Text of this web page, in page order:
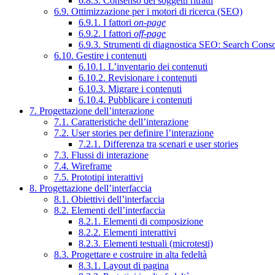
6.9. Ottimizzazione per i motori di ricerca (SEO)
6.9.1. I fattori on-page
6.9.2. I fattori off-page
6.9.3. Strumenti di diagnostica SEO: Search
6.10. Gestire i contenuti
6.10.1. L’inventario dei contenuti
6.10.2. Revisionare i contenuti
6.10.3. Migrare i contenuti
6.10.4. Pubblicare i contenuti
7. Progettazione dell’interazione
7.1. Caratteristiche dell’interazione
7.2. User stories per definire l’interazione
7.2.1. Differenza tra scenari e user stories
7.3. Flussi di interazione
7.4. Wireframe
7.5. Prototipi interattivi
8. Progettazione dell’interfaccia
8.1. Obiettivi dell’interfaccia
8.2. Elementi dell’interfaccia
8.2.1. Elementi di composizione
8.2.2. Elementi interattivi
8.2.3. Elementi testuali (microtesti)
8.3. Progettare e costruire in alta fedeltà
8.3.1. Layout di pagina